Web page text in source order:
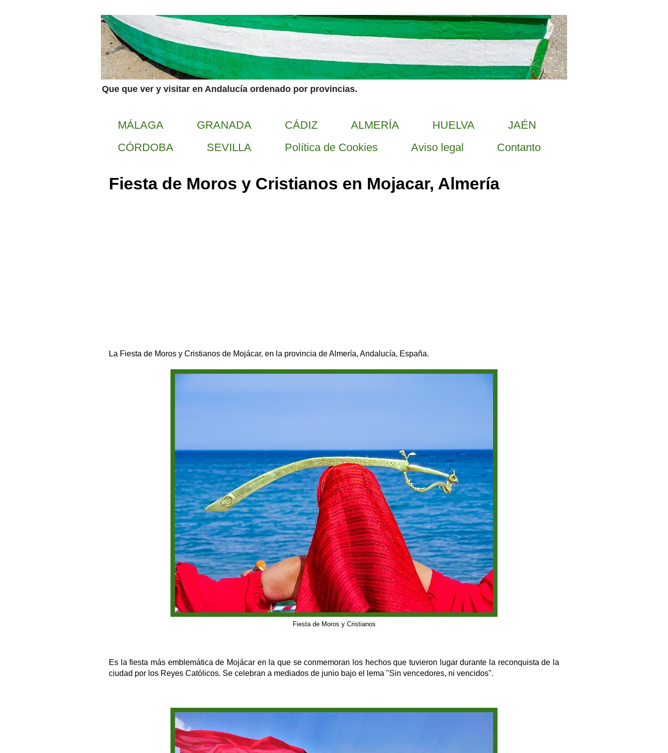
Que que ver y visitar en Andalucía ordenado por provincias.
MÁLAGA GRANADA CÁDIZ ALMERÍA HUELVA
JAÉN
CÓRDOBA
SEVILLA Política de Cookies Aviso legal Contanto
Fiesta de Moros y Cristianos en Mojacar, Almería
La Fiesta de Moros y Cristianos de Mojácar, en la provincia de Almería, Andalucía, España.
Fiesta de Moros y Cristianos
Es la fiesta más emblemática de Mojácar en la que se conmemoran los hechos que tuvieron lugar durante la reconquista de la
ciudad por los Reyes Católicos. Se celebran a mediados de junio bajo el lema "Sin vencedores, ni vencidos".